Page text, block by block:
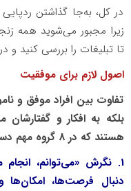
در کل، به‌جا گذاشتن
زیرا مجبور می‌شوید همه
تا تبلیغات را بررسی کنید
اصول لازم برای موفقیت
تفاوت بین افراد موفق و
هستند که در 8 گروه مهم دسته‌بندی می‌شوند:
1. نگرش «می‌توانم،
دنبال فرصت‌ها، امکان‌ها